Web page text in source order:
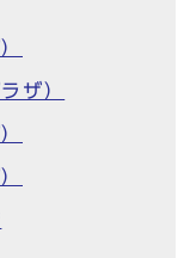
ザ）